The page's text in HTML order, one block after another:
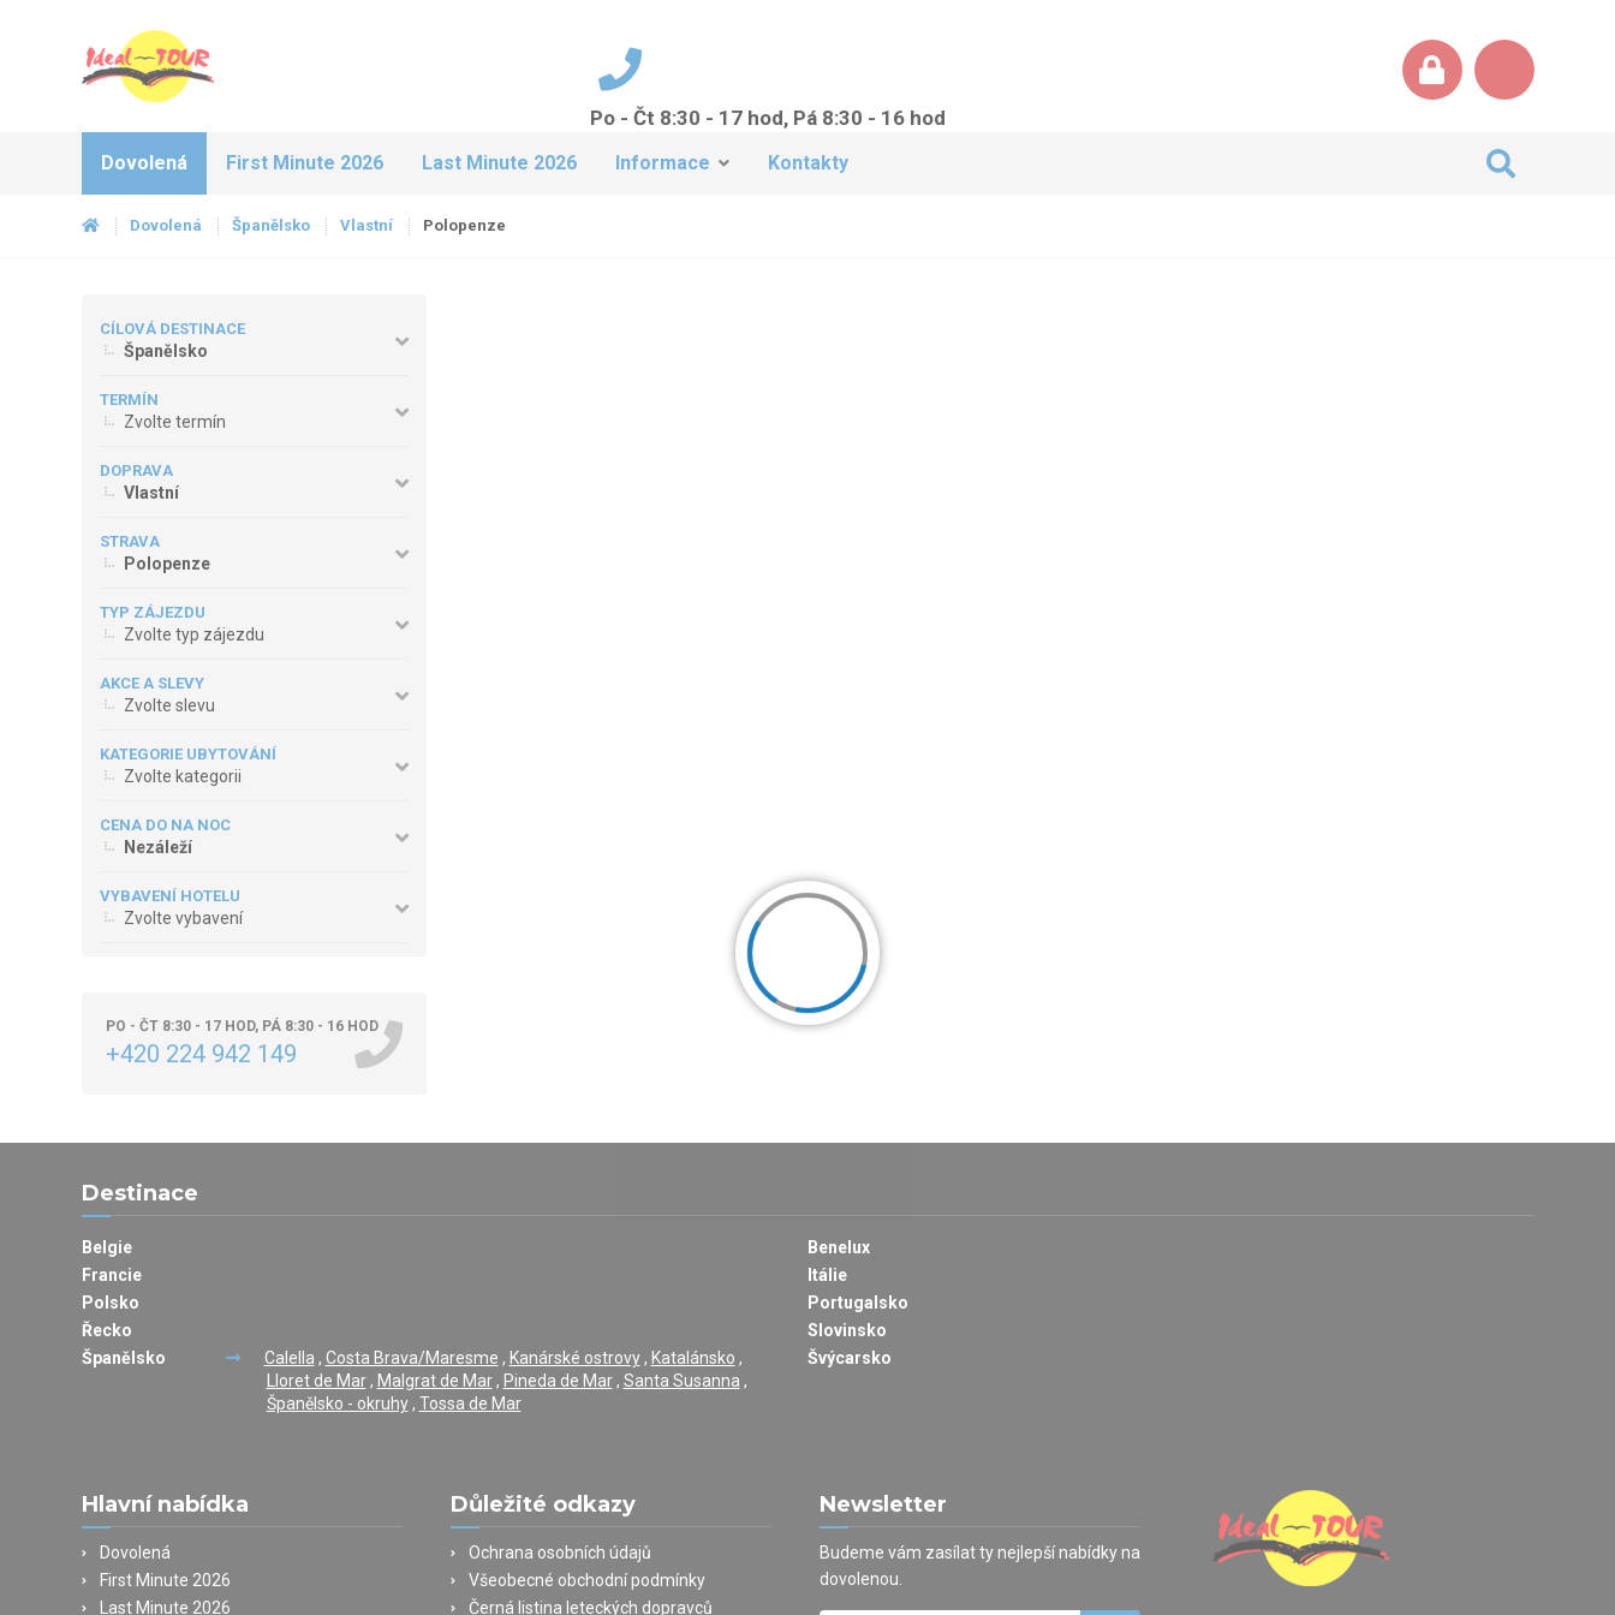
Po - Čt 8:30 - 17 hod, Pá 8:30 - 16 hod
Dovolená First Minute 2026 Last Minute 2026 Informace Kontakty
Dovolená Španělsko Vlastní Polopenze
CÍLOVÁ DESTINACE
Španělsko
TERMÍN
Zvolte termín
DOPRAVA
Vlastní
STRAVA
Polopenze
TYP ZÁJEZDU
Zvolte typ zájezdu
AKCE A SLEVY
Zvolte slevu
KATEGORIE UBYTOVÁNÍ
Zvolte kategorii
CENA DO NA NOC
Nezáleží
VYBAVENÍ HOTELU
Zvolte vybavení
PO - ČT 8:30 - 17 HOD, PÁ 8:30 - 16 HOD
+420 224 942 149
Destinace
Belgie
Benelux
Francie
Itálie
Polsko
Portugalsko
Řecko
Slovinsko
Španělsko
Calella , Costa Brava/Maresme , Kanárské ostrovy, Katalánsko ,
Lloret de Mar, Malgrat de Mar, Pineda de Mar, Santa Susanna ,
Španělsko - okruhy, Tossa de Mar
Švýcarsko
Hlavní nabídka
Dovolená
First Minute 2026
Last Minute 2026
Důležité odkazy
Ochrana osobních údajů
Všeobecné obchodní podmínky
Černá listina leteckých dopravců
Newsletter
Budeme vám zasílat ty nejlepší nabídky na
dovolenou.